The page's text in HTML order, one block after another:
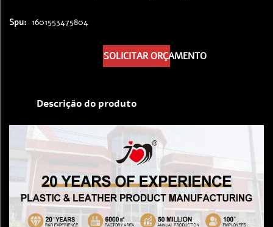
Spu: 1601553475804
SOLICITAR ORÇAMENTO
Descrição do produto